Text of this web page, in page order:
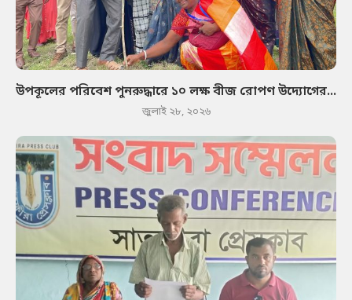
উপকূলের পরিবেশ পুনরুদ্ধারে ১০ লক্ষ বীজ রোপণ উদ্যোগের...
জুলাই ২৮, ২০২৬